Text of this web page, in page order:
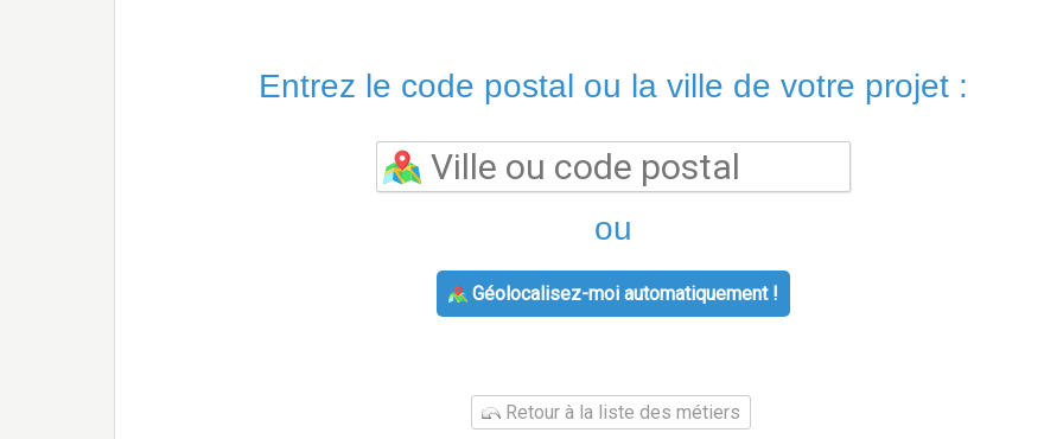
Entrez le code postal ou la ville de votre projet :
ou
Géolocalisez-moi automatiquement !
Retour à la liste des métiers